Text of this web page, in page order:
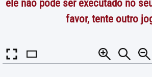
ele não pode ser executado no
favor, tente outro